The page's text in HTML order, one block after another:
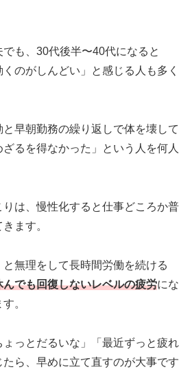
も、30代後半〜40代になると
くのがしんどい」と感じる人も多く
早朝勤務の繰り返しで体を壊して
るを得なかった」という人を何人
は、慢性化すると仕事どころか普
ます。
と無理をして長時間労働を続ける
でも回復しないレベルの疲労にな
。
ょっとだるいな」「最近ずっと疲れ
たら、早めに立て直すのが大事です